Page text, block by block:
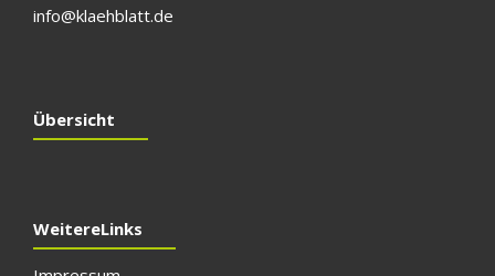
info@klaehblatt.de
Übersicht
Weitere Links